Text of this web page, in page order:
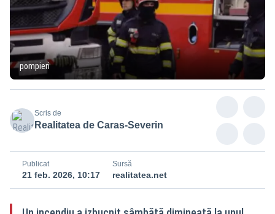
pompieri
Scris de
Realitatea de Caras-Severin
Publicat
21 feb. 2026, 10:17
Sursă
realitatea.net